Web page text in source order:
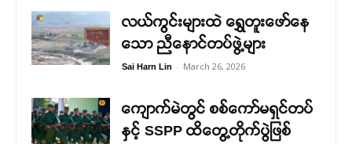
လယ်ကွင်းများထဲ ရွှေတူးဖော်နေ
သော ညီနောင်တပ်ဖွဲ့များ
Sai Harn Lin - March 26, 2026
ကျောက်မဲတွင် စစ်ကော်မရှင်တပ်
နှင့် SSPP ထိတွေ့တိုက်ပွဲဖြစ်